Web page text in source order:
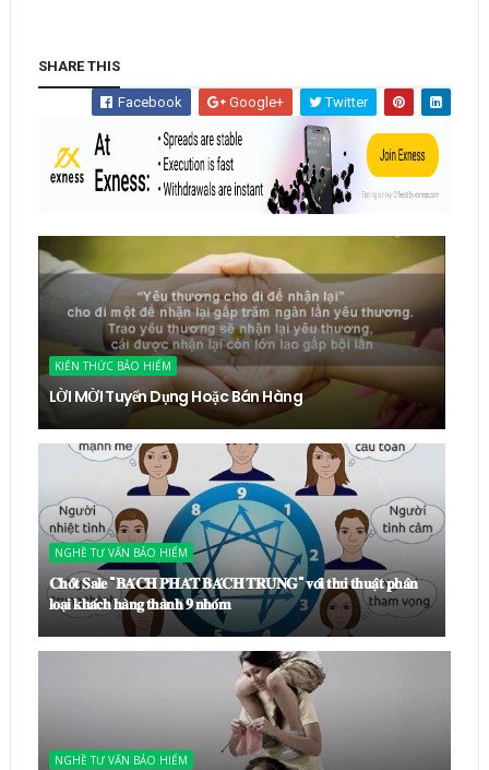
SHARE THIS
Facebook Google+ Twitter
KIẾN THỨC BẢO HIỂM
LỜI MỜI Tuyển Dụng Hoặc Bán Hàng
NGHỀ TƯ VẤN BẢO HIỂM
𝐂𝐡𝐨̂́𝐭 𝐒𝐚𝐥𝐞 "𝐁𝐀́𝐂𝐇 𝐏𝐇𝐀́𝐓 𝐁𝐀́𝐂𝐇 𝐓𝐑𝐔́𝐍𝐆" 𝐯𝐨̛́𝐢 𝐭𝐡𝐮̉ 𝐭𝐡𝐮𝐚̣̂𝐭 𝐩𝐡𝐚̂𝐧
𝐥𝐨𝐚̣𝐢 𝐤𝐡𝐚́𝐜𝐡 𝐡𝐚̀𝐧𝐠 𝐭𝐡𝐚̀𝐧𝐡 𝟗 𝐧𝐡𝐨́𝐦
NGHỀ TƯ VẤN BẢO HIỂM